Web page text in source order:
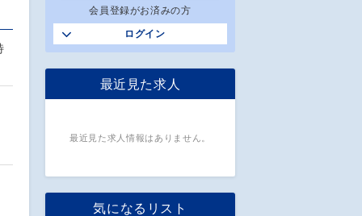
会員登録がお済みの方
ログイン
最近見た求人
最近見た求人情報はありません。
気になるリスト